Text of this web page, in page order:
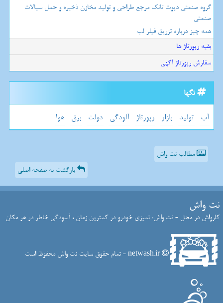
گروه صنعتی دپوت تانک مرجع طراحی و تولید مخازن ذخیره و حمل سیالات
صنعتی
همه چیز درباره تزریق فیلر لب
بقیه رپورتاژ ها
سفارش رپورتاژ آگهی
تگها
آب تولید بازار رپورتاژ آلودگی دولت برق هوا
مطالب نت واش
بازگشت به صفحه اصلی
نت واش
کارواش در محل - نت واش: تمیزی خودرو در کمترین زمان ، آسودگی خاطر در هر مکان
netwash.ir - تمام حقوق سایت نت واش محفوظ است